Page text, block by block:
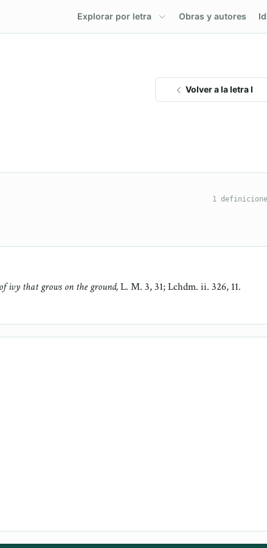
Explorar por letra Obras y autores
Volver a la letra I
1
ivy that grows on the ground,L. M. 3, 31; Lchdm. ii. 326, 11.